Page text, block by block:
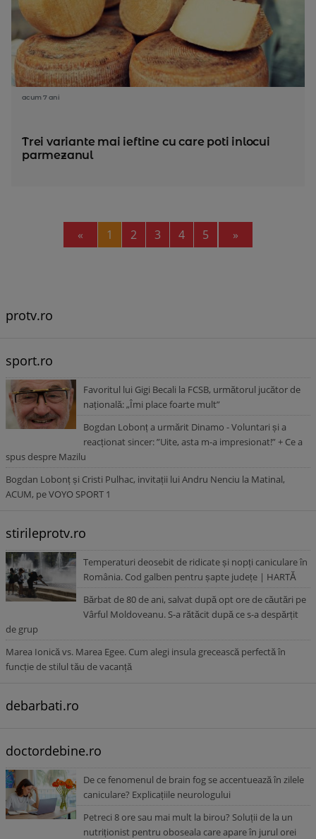
acum 7 ani
Trei variante mai ieftine cu care poti inlocui
parmezanul
« Previous
1 2 3 4 5 »
protv.ro
sport.ro
Favoritul lui Gigi Becali la FCSB, următorul jucător de
națională: „Îmi place foarte mult”
Bogdan Lobonț a urmărit Dinamo - Voluntari și a
reacționat sincer: ”Uite, asta m-a impresionat!” + Ce a
spus despre Mazilu
Bogdan Lobonț și Cristi Pulhac, invitații lui Andru Nenciu la Matinal,
ACUM, pe VOYO SPORT 1
stirileprotv.ro
Temperaturi deosebit de ridicate și nopți caniculare în
România. Cod galben pentru șapte județe | HARTĂ
Bărbat de 80 de ani, salvat după opt ore de căutări pe
Vârful Moldoveanu. S-a rătăcit după ce s-a despărțit
de grup
Marea Ionică vs. Marea Egee. Cum alegi insula grecească perfectă în
funcție de stilul tău de vacanță
debarbati.ro
doctordebine.ro
De ce fenomenul de brain fog se accentuează în zilele
caniculare? Explicațiile neurologului
Petreci 8 ore sau mai mult la birou? Soluții de la un
nutriționist pentru oboseala care apare în jurul orei